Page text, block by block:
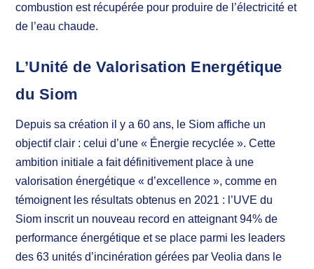
combustion est récupérée pour produire de l’électricité et
de l’eau chaude.
L’Unité de Valorisation Energétique
du Siom
Depuis sa création il y a 60 ans, le Siom affiche un
objectif clair : celui d’une « Énergie recyclée ». Cette
ambition initiale a fait définitivement place à une
valorisation énergétique « d’excellence », comme en
témoignent les résultats obtenus en 2021 : l’UVE du
Siom inscrit un nouveau record en atteignant 94% de
performance énergétique et se place parmi les leaders
des 63 unités d’incinération gérées par Veolia dans le